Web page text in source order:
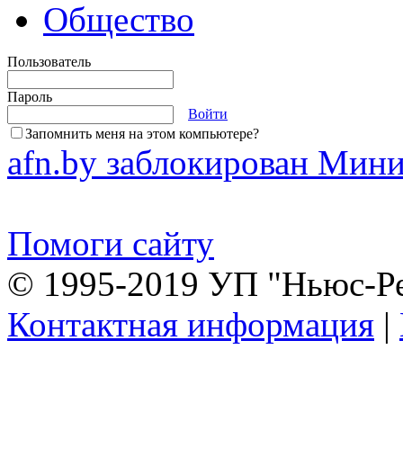
Общество
Пользователь
Пароль
Войти
Запомнить меня на этом компьютере?
afn.by заблокирован
Помоги сайту
© 1995-2019 УП "Ньюс-
Контактная информация |